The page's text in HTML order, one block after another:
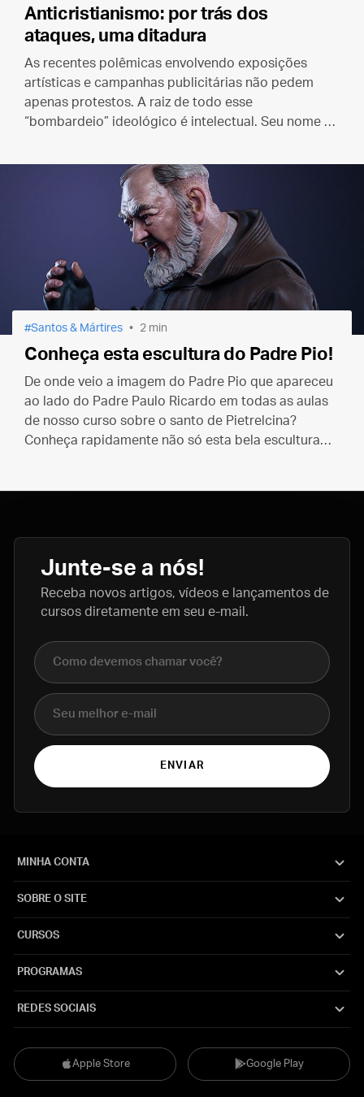
Anticristianismo: por trás dos
ataques, uma ditadura
As recentes polêmicas envolvendo exposições
artísticas e campanhas publicitárias não pedem
apenas protestos. A raiz de todo esse
“bombardeio” ideológico é intelectual. Seu nome é
Santos & Mártires 2 min
Conheça esta escultura do Padre Pio!
De onde veio a imagem do Padre Pio que apareceu
ao lado do Padre Paulo Ricardo em todas as aulas
de nosso curso sobre o santo de Pietrelcina?
Conheça rapidamente não só esta bela escultura
Junte-se a nós!
Receba novos artigos, vídeos e lançamentos de
cursos diretamente em seu e-mail.
Nome completo
E-mail
ENVIAR
Apple Store Google Play
MINHA CONTA
SOBRE O SITE
CURSOS
PROGRAMAS
REDES SOCIAIS